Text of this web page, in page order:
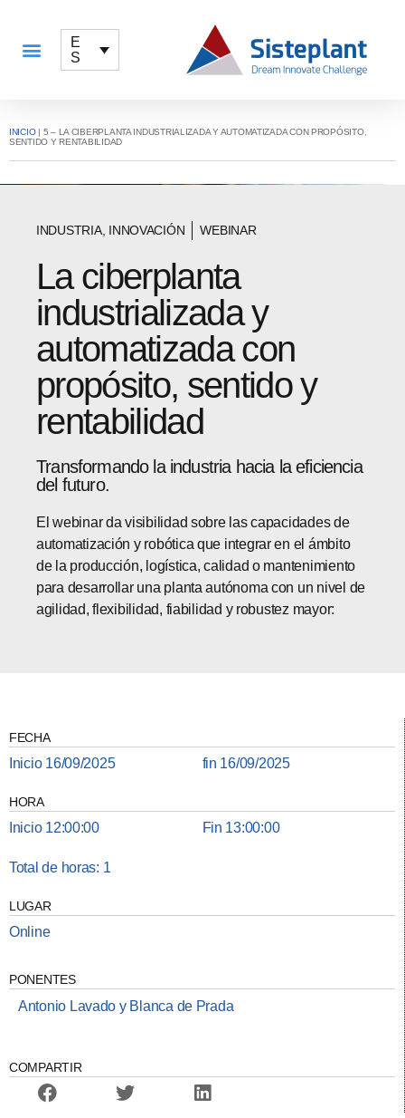
E
S
INICIO| 5 – LA CIBERPLANTA INDUSTRIALIZADA Y AUTOMATIZADA CON PROPÓSITO,
SENTIDO Y RENTABILIDAD
INDUSTRIA, INNOVACIÓN WEBINAR
La ciberplanta
industrializada y
automatizada con
propósito, sentido y
rentabilidad
Transformando la industria hacia la eficiencia
del futuro.
El webinar da visibilidad sobre las capacidades de
automatización y robótica que integrar en el ámbito
de la producción, logística, calidad o mantenimiento
para desarrollar una planta autónoma con un nivel de
agilidad, flexibilidad, fiabilidad y robustez mayor:
FECHA
Inicio 16/09/2025 fin 16/09/2025
HORA
Inicio 12:00:00 Fin 13:00:00
Total de horas: 1
LUGAR
Online
PONENTES
Antonio Lavado y Blanca de Prada
COMPARTIR